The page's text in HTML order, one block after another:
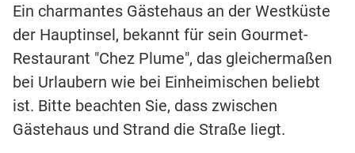
Ein charmantes Gästehaus an der Westküste
der Hauptinsel, bekannt für sein Gourmet-
Restaurant "Chez Plume", das gleichermaßen
bei Urlaubern wie bei Einheimischen beliebt
ist. Bitte beachten Sie, dass zwischen
Gästehaus und Strand die Straße liegt.